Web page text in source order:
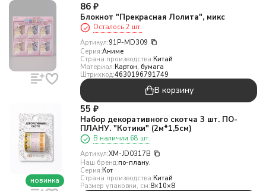
86 ₽
Блокнот "Прекрасная Лолита", микс
Осталось 2 шт.
Артикул:91P-MD309
Серия:Аниме
Страна производства:Китай
Материал:Картон, бумага
Штрихкод:4630196791749
В корзину
новинка
55 ₽
Набор декоративного скотча 3 шт. ПО-
ПЛАНУ. "Котики" (2м*1,5см)
В наличии 68 шт.
Артикул:XM-JD0317B
Наш бренд:по-плану.
Серия:Кот
Страна производства:Китай
Размер упаковки, см:8×10×8